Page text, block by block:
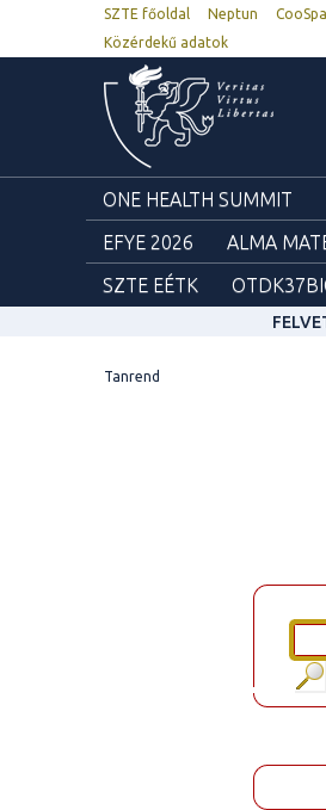
SZTE főoldal Neptun
Közérdekű adatok
ONE HEALTH SUMMIT
EFYE 2026
ALMA
SZTE EÉTK
Tanrend